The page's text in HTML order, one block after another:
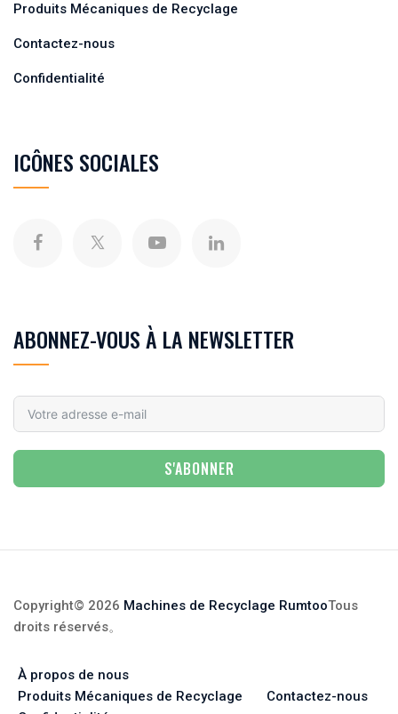
Produits Mécaniques de Recyclage
Contactez-nous
Confidentialité
ICÔNES SOCIALES
ABONNEZ-VOUS À LA NEWSLETTER
S'ABONNER
Copyright© 2026 Machines de Recyclage RumtooTous
droits réservés。
À propos de nous
Produits Mécaniques de Recyclage
Contactez-nous